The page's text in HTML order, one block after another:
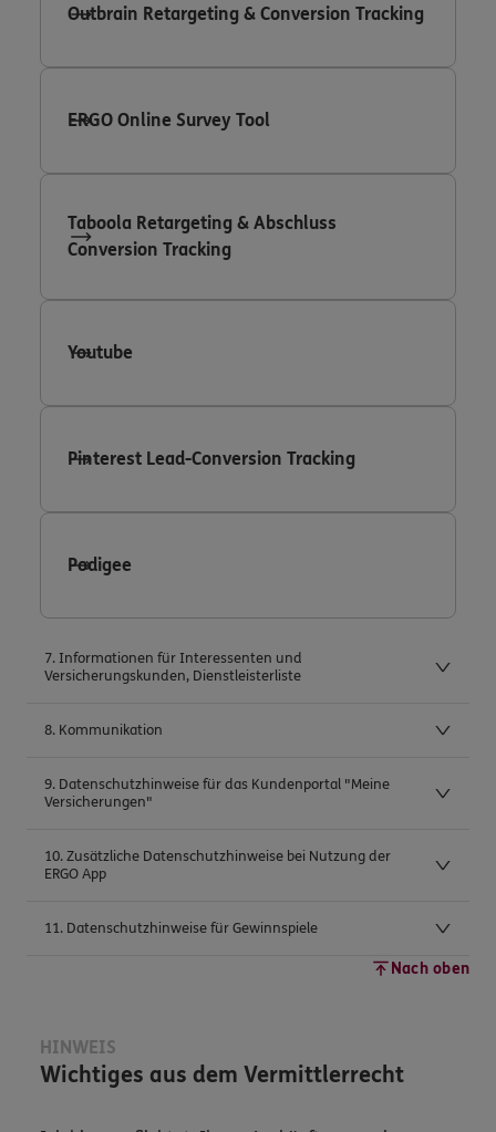
Outbrain Retargeting & Conversion Tracking
ERGO Online Survey Tool
Taboola Retargeting & Abschluss
Conversion Tracking
Youtube
Pinterest Lead-Conversion Tracking
Podigee
7. Informationen für Interessenten und
Versicherungskunden, Dienstleisterliste
8. Kommunikation
9. Datenschutzhinweise für das Kundenportal "Meine
Versicherungen"
10. Zusätzliche Datenschutzhinweise bei Nutzung der
ERGO App
11. Datenschutzhinweise für Gewinnspiele
Nach oben
HINWEIS
Wichtiges aus dem Vermittlerrecht